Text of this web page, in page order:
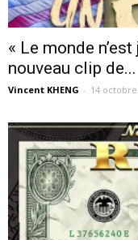
« Le monde
nouveau clip de...
Vincent KHENG - 14 octobre